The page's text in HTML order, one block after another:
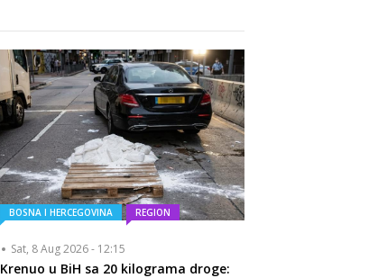
BOSNA I HERCEGOVINA REGION
Sat, 8 Aug 2026 - 12:15
Krenuo u BiH sa 20 kilograma droge: